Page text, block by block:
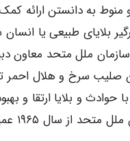
به دانستن ارائه
بلایای طبیعی یا
ملل متحد معاون
صلیب سرخ و هلال
حوادث و بلایا ارتقا و
برای